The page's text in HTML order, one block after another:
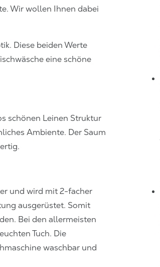
Wir wollen Ihnen dabei
Diese beiden Werte
eine schöne
schönen Leinen Struktur
Ambiente. Der Saum
und wird mit 2-facher
ausgerüstet. Somit
Bei den allermeisten
Tuch. Die
waschbar und